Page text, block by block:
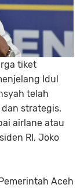
tiket
Idul
telah
strategis.
airlane atau
RI, Joko
Aceh